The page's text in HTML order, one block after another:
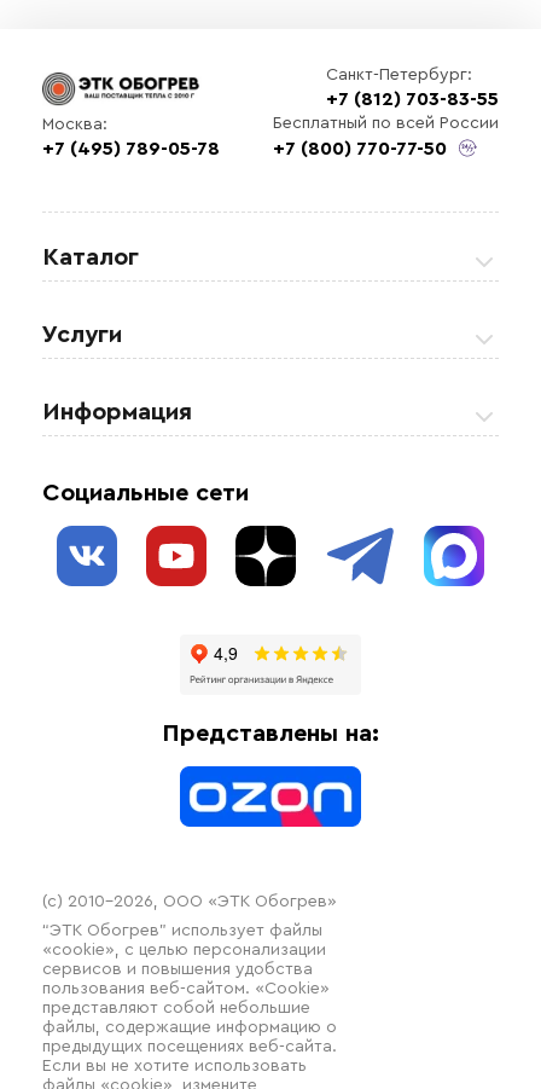
Санкт-Петербург:
+7 (812) 703-83-55
Москва:
+7 (495) 789-05-78
Бесплатный по всей России
+7 (800) 770-77-50
Каталог
Регулирующая аппаратура
Взрывозащищенное оборудование
Системы защиты от протечки
Отопительное оборудование
Услуги
Обогрев резервуаров
Обогрев трубопроводов
Информация
Блог
Социальные сети
Представлены на:
(c) 2010–2026, ООО «ЭТК Обогрев»
“ЭТК Обогрев” использует файлы
«cookie», с целью персонализации
сервисов и повышения удобства
пользования веб-сайтом. «Cookie»
представляют собой небольшие
файлы, содержащие информацию о
предыдущих посещениях веб-сайта.
Если вы не хотите использовать
файлы «cookie», измените